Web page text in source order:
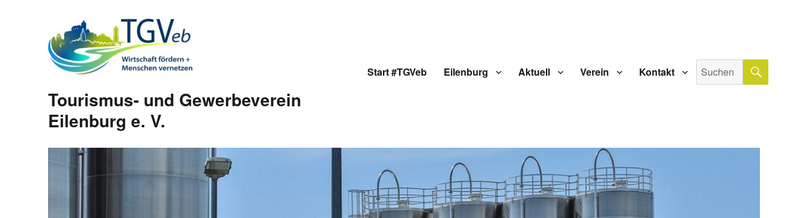
Tourismus- und Gewerbeverein
Eilenburg e. V.
Start #TGVeb Eilenburg Aktuell Verein Kontakt
Suche
nach: